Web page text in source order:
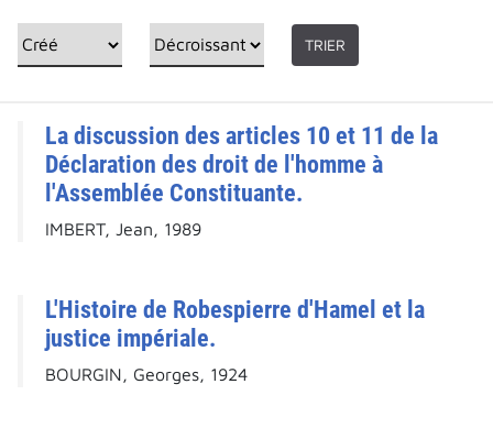
TRIER
La discussion des articles 10 et 11 de la
Déclaration des droit de l'homme à
l'Assemblée Constituante.
IMBERT, Jean, 1989
L'Histoire de Robespierre d'Hamel et la
justice impériale.
BOURGIN, Georges, 1924